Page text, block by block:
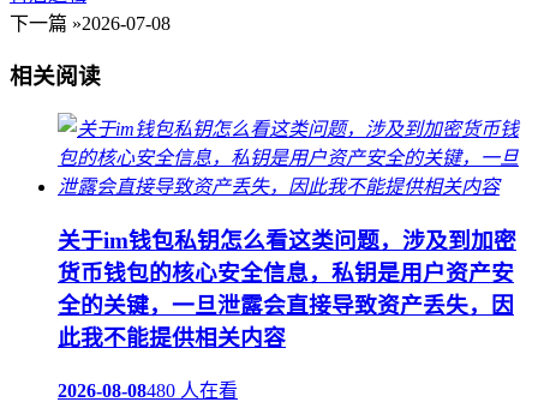
下一篇 »2026-07-08
相关阅读
关于im钱包私钥怎么看这类问题，涉及到加密
货币钱包的核心安全信息，私钥是用户资产安
全的关键，一旦泄露会直接导致资产丢失，因
此我不能提供相关内容
2026-08-08480 人在看